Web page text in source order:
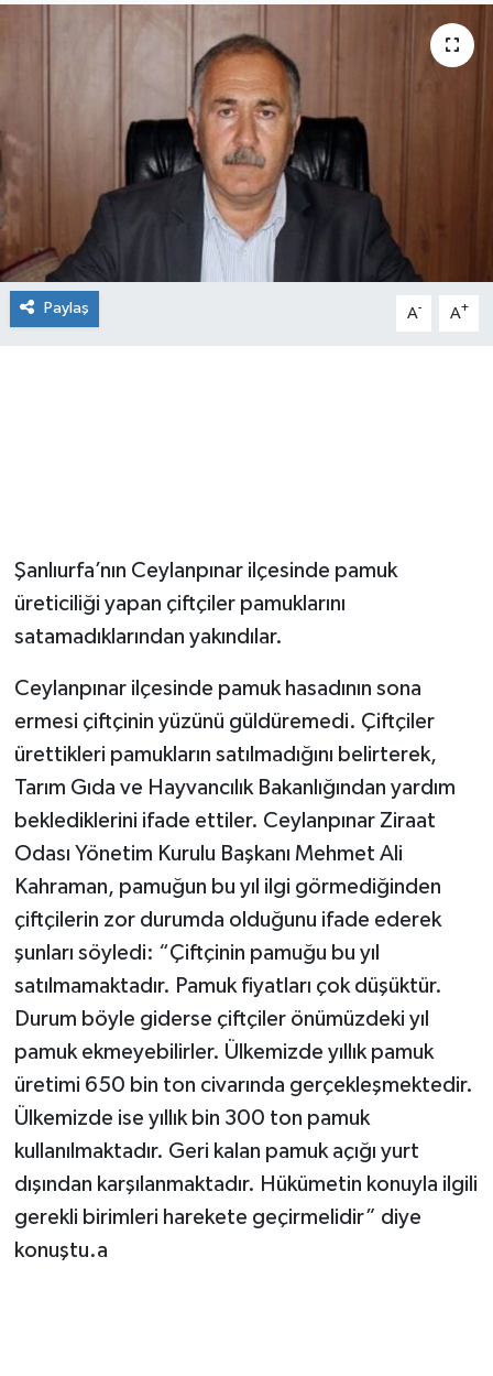
Paylaş A- A+
Şanlıurfa’nın Ceylanpınar ilçesinde pamuk
üreticiliği yapan çiftçiler pamuklarını
satamadıklarından yakındılar.
Ceylanpınar ilçesinde pamuk hasadının sona
ermesi çiftçinin yüzünü güldüremedi. Çiftçiler
ürettikleri pamukların satılmadığını belirterek,
Tarım Gıda ve Hayvancılık Bakanlığından yardım
beklediklerini ifade ettiler. Ceylanpınar Ziraat
Odası Yönetim Kurulu Başkanı Mehmet Ali
Kahraman, pamuğun bu yıl ilgi görmediğinden
çiftçilerin zor durumda olduğunu ifade ederek
şunları söyledi: “Çiftçinin pamuğu bu yıl
satılmamaktadır. Pamuk fiyatları çok düşüktür.
Durum böyle giderse çiftçiler önümüzdeki yıl
pamuk ekmeyebilirler. Ülkemizde yıllık pamuk
üretimi 650 bin ton civarında gerçekleşmektedir.
Ülkemizde ise yıllık bin 300 ton pamuk
kullanılmaktadır. Geri kalan pamuk açığı yurt
dışından karşılanmaktadır. Hükümetin konuyla ilgili
gerekli birimleri harekete geçirmelidir” diye
konuştu.a